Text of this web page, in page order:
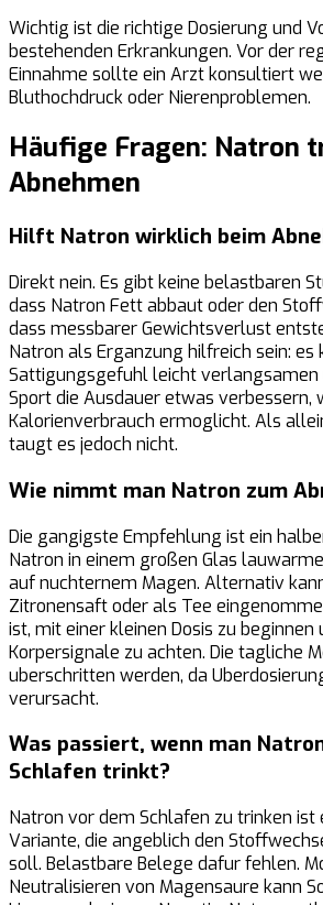
Wichtig ist die richtige Dosierung und
bestehenden Erkrankungen. Vor der
Einnahme sollte ein Arzt konsultiert
Bluthochdruck oder Nierenproblemen.
Häufige Fragen: Natron
Abnehmen
Hilft Natron wirklich beim
Direkt nein. Es gibt keine belastbaren
dass Natron Fett abbaut oder den
dass messbarer Gewichtsverlust
Natron als Erganzung hilfreich sein: es
Sattigungsgefuhl leicht verlangsamen
Sport die Ausdauer etwas verbessern,
Kalorienverbrauch ermoglicht. Als
taugt es jedoch nicht.
Wie nimmt man Natron zum
Die gangigste Empfehlung ist ein
Natron in einem großen Glas
auf nuchternem Magen. Alternativ
Zitronensaft oder als Tee
ist, mit einer kleinen Dosis zu beginnen
Korpersignale zu achten. Die tagliche
uberschritten werden, da
verursacht.
Was passiert, wenn man
Schlafen trinkt?
Natron vor dem Schlafen zu trinken ist
Variante, die angeblich den
soll. Belastbare Belege dafur fehlen.
Neutralisieren von Magensaure kann